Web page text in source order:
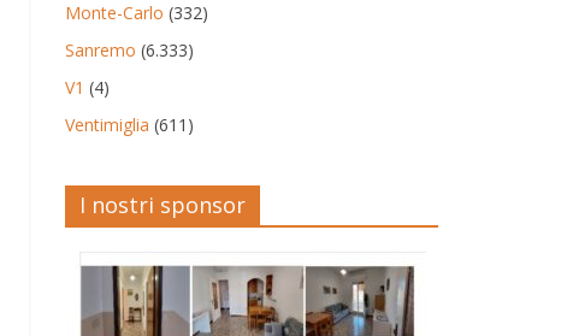
Monte-Carlo (332)
Sanremo (6.333)
V1 (4)
Ventimiglia (611)
I nostri sponsor